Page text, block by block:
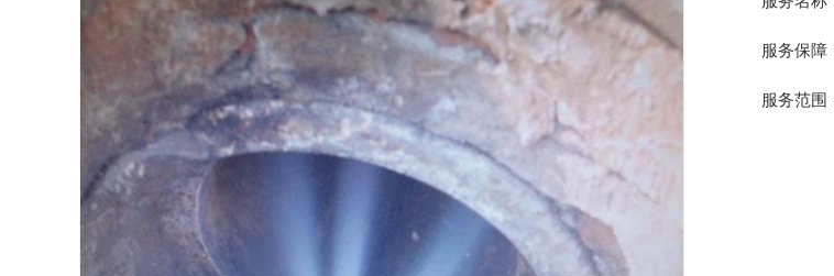
服务保障
服务范围